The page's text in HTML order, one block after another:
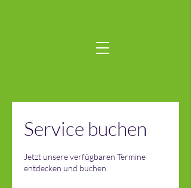
Service buchen
Jetzt unsere verfügbaren Termine
entdecken und buchen.